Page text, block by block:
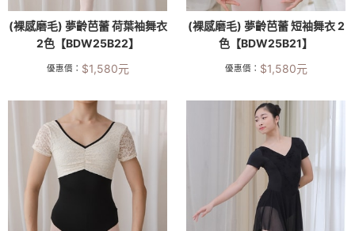
(裸感磨毛) 夢齡芭蕾 荷葉袖舞衣
2色【BDW25B22】
優惠價： $1,580元
(裸感磨毛) 夢齡芭蕾 短袖舞衣 2
色【BDW25B21】
優惠價： $1,580元